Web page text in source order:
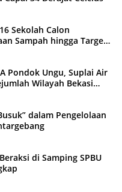
Sekolah Calon
Sampah hingga Target
Pondok Ungu, Suplai Air
Wilayah Bekasi
dalam Pengelolaan
di Samping SPBU